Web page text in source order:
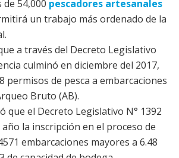
54,000 pescadores artesanales
un trabajo más ordenado de la
a través del Decreto Legislativo
culminó en diciembre del 2017,
permisos de pesca a embarcaciones
Bruto (AB).
que el Decreto Legislativo N° 1392
la inscripción en el proceso de
embarcaciones mayores a 6.48